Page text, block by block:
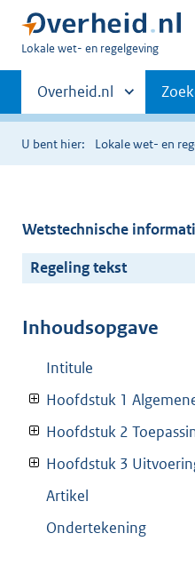
U
hier:
Lokale wet- en regelgeving
Primaire
navigatie
Andere
sites
binnen
Overheid.nl
U bent hier: Lokale wet- en
Wetstechnische
Regeling tekst
Inhoudsopgave
Intitule
Hoofdstuk 1
Hoofdstuk 2
Hoofdstuk 3
Artikel
Ondertekening